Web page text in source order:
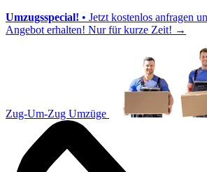
Umzugsspecial! • Jetzt kostenlos anfragen
Angebot erhalten! Nur für kurze Zeit! →
Zug-Um-Zug Umzüge